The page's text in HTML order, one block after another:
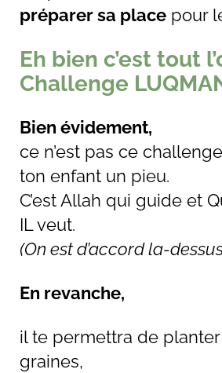
préparer sa place pour
Eh bien c’est tout
Challenge
Bien évidement,
ce n’est pas ce
ton enfant un pieu.
C’est Allah qui guide et
IL veut.
(On est d’accord la-
En revanche,
il te permettra de
graines,